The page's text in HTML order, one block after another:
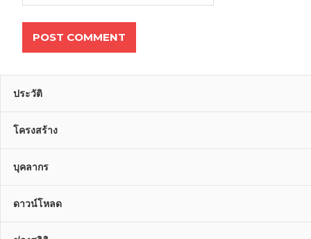
ประวัติ
โครงสร้าง
บุคลากร
ดาวน์โหลด